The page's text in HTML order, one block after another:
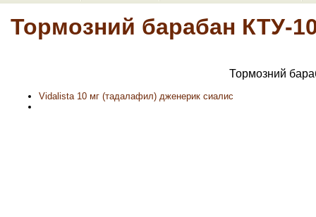
Тормозний барабан КТУ-
Тормозний
Vidalista 10 мг (тадалафил) дженерик сиалис